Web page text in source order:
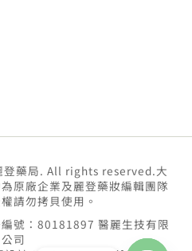
藥局. All rights reserved.大
原廠企業及麗登藥妝編輯團隊
請勿拷貝使用。
號：80181897 醫麗生技有限
公司